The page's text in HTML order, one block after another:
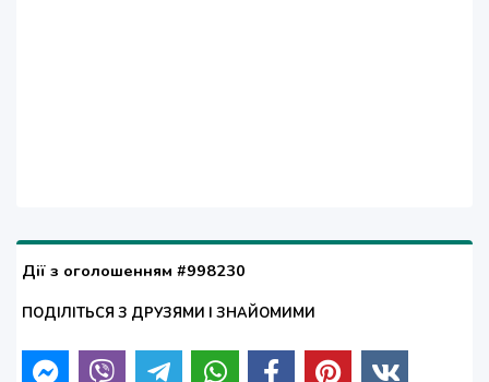
Дії з оголошенням #998230
ПОДІЛІТЬСЯ З ДРУЗЯМИ І ЗНАЙОМИМИ